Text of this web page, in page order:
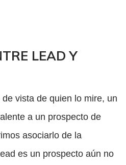
LEAD Y
vista de quien lo mire, un
a un prospecto de
asociarlo de la
es un prospecto aún no